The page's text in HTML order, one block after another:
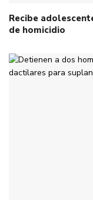
Recibe
de homicidio